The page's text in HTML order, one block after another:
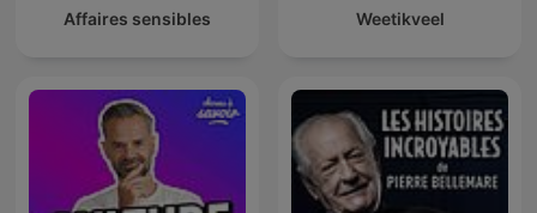
Affaires sensibles Weetikveel